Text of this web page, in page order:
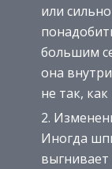
или
большим
она
не так,
Иногда
выгнивает